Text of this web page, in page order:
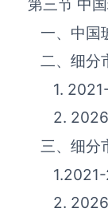
第三节 中
一、中国‌‌‌‌
二、细
1.
2.
三、细
2.